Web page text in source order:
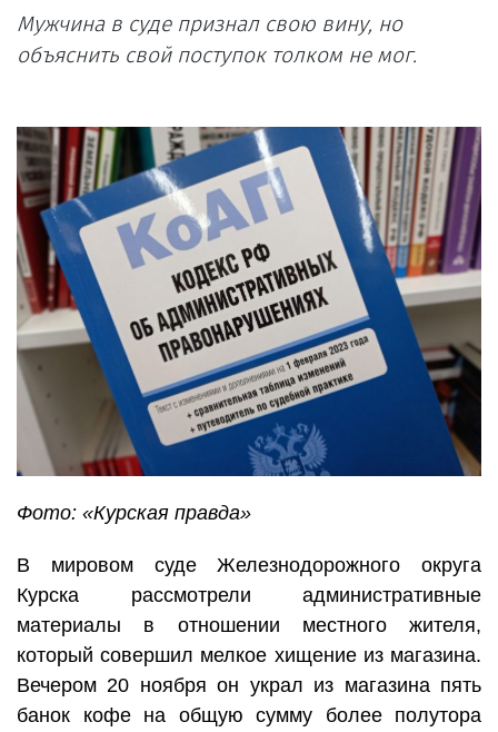
Мужчина в суде признал свою вину, но
объяснить свой поступок толком не мог.
Фото: «Курская правда»
В мировом суде Железнодорожного округа
Курска рассмотрели административные
материалы в отношении местного жителя,
который совершил мелкое хищение из магазина.
Вечером 20 ноября он украл из магазина пять
банок кофе на общую сумму более полутора